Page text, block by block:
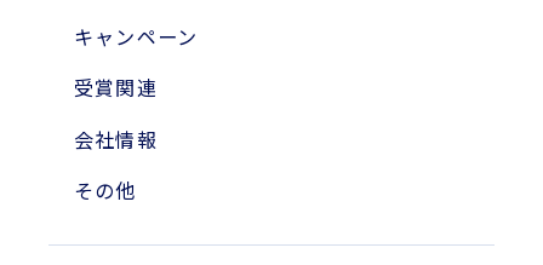
2004年
キャンペーン
受賞関連
会社情報
その他